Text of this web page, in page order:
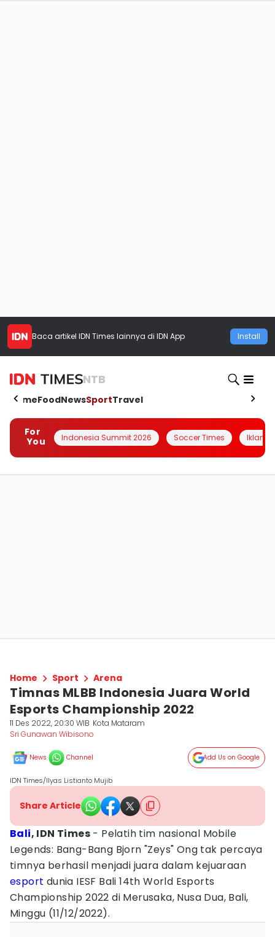
Baca artikel IDN Times lainnya di IDN App Install
NTB
HomeFoodNewsSportTravel
For
You
Indonesia Summit 2026 Soccer Times Iklanin
Home Sport Arena
Timnas MLBB Indonesia Juara World
Esports Championship 2022
11 Des 2022, 20:30 WIB Kota Mataram
Sri Gunawan Wibisono
News Channel Add Us on Google
IDN Times/Ilyas Listianto Mujib
Share Article
Bali, IDN Times - Pelatih tim nasional Mobile
Legends: Bang-Bang Bjorn "Zeys" Ong tak percaya
timnya berhasil menjadi juara dalam kejuaraan
esport dunia IESF Bali 14th World Esports
Championship 2022 di Merusaka, Nusa Dua, Bali,
Minggu (11/12/2022).